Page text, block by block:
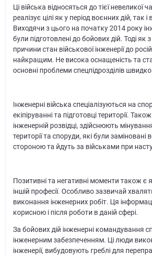
Ці війська відносяться до тієї невеликої
реалізує цілі як у період воєнних дій, так
Виходячи з цього на початку 2014 року
були підготовлені до бойових дій. Тоді як
причини стан військової інженерії до
найкращим. Не висока оснащеність та
основні проблеми спецпідрозділів
Інженерні війська спеціалізуються на
екіпіруванні та підготовці території.
інженерній розвідці, здійснюють
території та споруди, які були
стороною та йдуть за військами при
Позитивні та негативні моменти також є
іншій професії. Особливо зазвичай
виконання інженерних робіт. Ця
корисною і після роботи в даній сфері.
За бойових дій інженерні командування
інженерним забезпеченням. Ці люди
інженерії, вибудовують греблі для